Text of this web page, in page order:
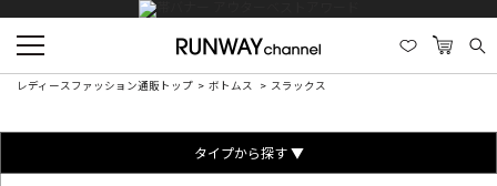
レディースファッション通販トップ ボトムス スラックス
タイプから探す ▼